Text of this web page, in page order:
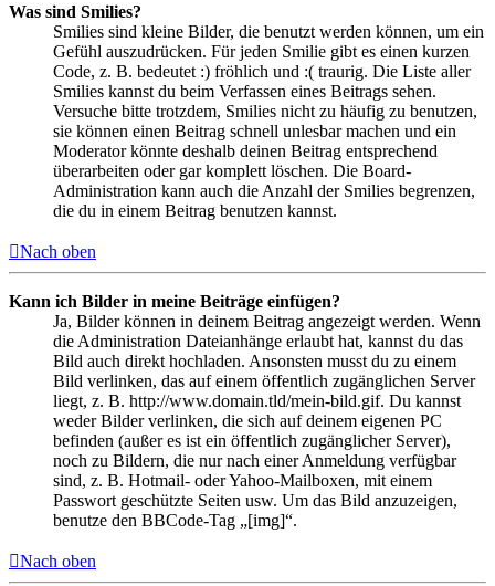
Was sind Smilies?
Smilies sind kleine Bilder, die benutzt werden können, um ein
Gefühl auszudrücken. Für jeden Smilie gibt es einen kurzen
Code, z. B. bedeutet :) fröhlich und :( traurig. Die Liste aller
Smilies kannst du beim Verfassen eines Beitrags sehen.
Versuche bitte trotzdem, Smilies nicht zu häufig zu benutzen,
sie können einen Beitrag schnell unlesbar machen und ein
Moderator könnte deshalb deinen Beitrag entsprechend
überarbeiten oder gar komplett löschen. Die Board-
Administration kann auch die Anzahl der Smilies begrenzen,
die du in einem Beitrag benutzen kannst.
Nach oben
Kann ich Bilder in meine Beiträge einfügen?
Ja, Bilder können in deinem Beitrag angezeigt werden. Wenn
die Administration Dateianhänge erlaubt hat, kannst du das
Bild auch direkt hochladen. Ansonsten musst du zu einem
Bild verlinken, das auf einem öffentlich zugänglichen Server
liegt, z. B. http://www.domain.tld/mein-bild.gif. Du kannst
weder Bilder verlinken, die sich auf deinem eigenen PC
befinden (außer es ist ein öffentlich zugänglicher Server),
noch zu Bildern, die nur nach einer Anmeldung verfügbar
sind, z. B. Hotmail- oder Yahoo-Mailboxen, mit einem
Passwort geschützte Seiten usw. Um das Bild anzuzeigen,
benutze den BBCode-Tag „[img]“.
Nach oben